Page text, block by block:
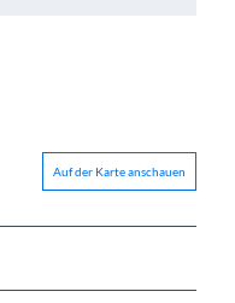
Auf der Karte anschauen